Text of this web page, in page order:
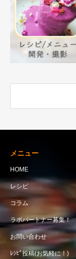
メニュー
HOME
レシピ
コラム
ラボパートナー募集！
お問い合わせ
ﾚｼﾋﾟ投稿(お気軽に！)